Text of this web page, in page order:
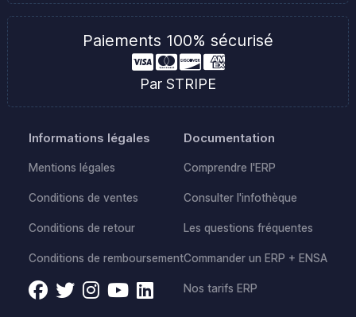
Paiements 100% sécurisé
Par STRIPE
Informations légales
Mentions légales
Conditions de ventes
Conditions de retour
Conditions de remboursement
Documentation
Comprendre l'ERP
Consulter l'infothèque
Les questions fréquentes
Commander un ERP + ENSA
Nos tarifs ERP